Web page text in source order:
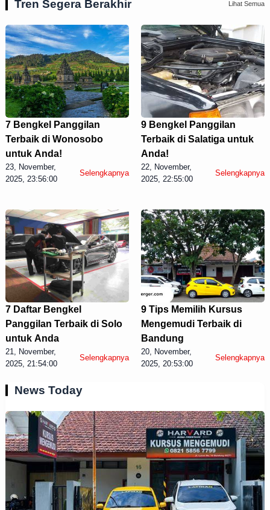
Tren Segera Berakhir Lihat Semua
7 Bengkel Panggilan
Terbaik di Wonosobo
untuk Anda!
23, November,
2025, 23:56:00
Selengkapnya
9 Bengkel Panggilan
Terbaik di Salatiga untuk
Anda!
22, November,
2025, 22:55:00
Selengkapnya
7 Daftar Bengkel
Panggilan Terbaik di Solo
untuk Anda
21, November,
2025, 21:54:00
Selengkapnya
9 Tips Memilih Kursus
Mengemudi Terbaik di
Bandung
20, November,
2025, 20:53:00
Selengkapnya
News Today